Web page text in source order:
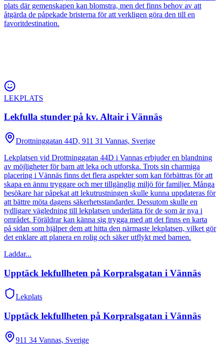
plats där gemenskapen kan blomstra, men det finns behov av att
åtgärda de påpekade bristerna för att verkligen göra den till en
favoritdestination.
LEKPLATS
Lekfulla stunder på kv. Altair i Vännäs
Drottninggatan 44D, 911 31 Vannas, Sverige
Lekplatsen vid Drottninggatan 44D i Vannas erbjuder en blandning
av möjligheter för barn att leka och utforska. Trots sin charmiga
placering i Vännäs finns det flera aspekter som kan förbättras för att
skapa en ännu tryggare och mer tillgänglig miljö för familjer. Många
besökare har påpekat att lekutrustningen skulle kunna uppdateras för
att bättre möta dagens säkerhetsstandarder. Dessutom skulle en
tydligare vägledning till lekplatsen underlätta för de som är nya i
området. Föräldrar kan känna sig trygga med att det finns en karta
på sidan som hjälper dem att hitta den närmaste lekplatsen, vilket gör
det enklare att planera en rolig och säker utflykt med barnen.
Laddar...
Upptäck lekfullheten på Korpralsgatan i Vännäs
Lekplats
Upptäck lekfullheten på Korpralsgatan i Vännäs
911 34 Vannas, Sverige